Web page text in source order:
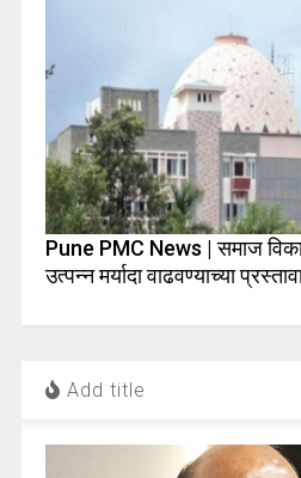
Pune PMC News | समाज
उत्पन्न मर्यादा वाढवण्याच्या
Add title